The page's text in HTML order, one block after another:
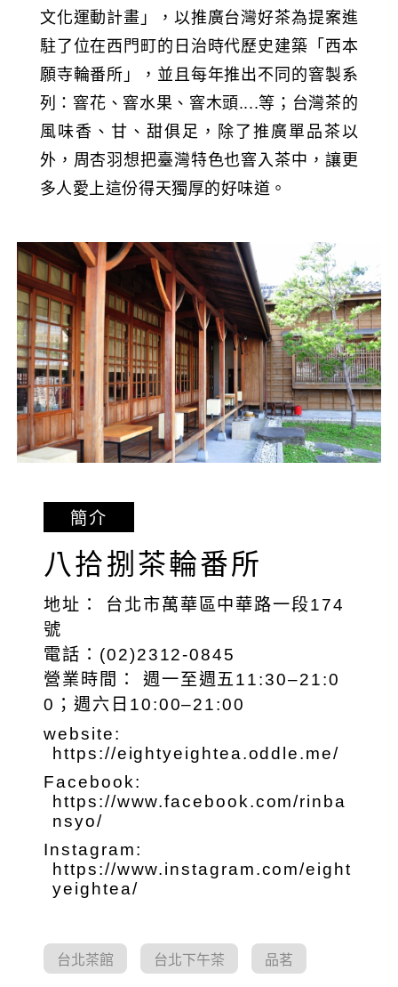
文化運動計畫」，以推廣台灣好茶為提案進
駐了位在西門町的日治時代歷史建築「西本
願寺輪番所」，並且每年推出不同的窨製系
列：窨花、窨水果、窨木頭....等；台灣茶的
風味香、甘、甜俱足，除了推廣單品茶以
外，周杏羽想把臺灣特色也窨入茶中，讓更
多人愛上這份得天獨厚的好味道。
簡介
八拾捌茶輪番所
地址： 台北市萬華區中華路一段174
號
電話：(02)2312-0845
營業時間： 週一至週五11:30–21:0
0；週六日10:00–21:00
website:
https://eightyeightea.oddle.me/
Facebook:
https://www.facebook.com/rinba
nsyo/
Instagram:
https://www.instagram.com/eight
yeightea/
台北茶館 台北下午茶 品茗